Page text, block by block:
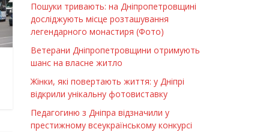
Пошуки тривають: на Дніпропетровщині
досліджують місце розташування
легендарного монастиря (Фото)
Ветерани Дніпропетровщини отримують
шанс на власне житло
Жінки, які повертають життя: у Дніпрі
відкрили унікальну фотовиставку
Педагогиню з Дніпра відзначили у
престижному всеукраїнському конкурсі